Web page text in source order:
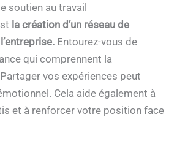
soutien au travail
la création d’un réseau de
Entourez-vous de
qui comprennent la
vos expériences peut
Cela aide également à
et à renforcer votre position face